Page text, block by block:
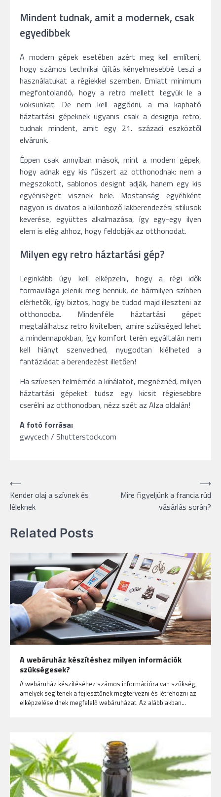
Mindent tudnak, amit a modernek, csak
egyedibbek
A modern gépek esetében azért meg kell említeni,
hogy számos technikai újítás kényelmesebbé teszi a
használatukat a régiekkel szemben. Emiatt minimum
megfontolandó, hogy a retro mellett tegyük le a
voksunkat. De nem kell aggódni, a ma kapható
háztartási gépeknek ugyanis csak a designja retro,
tudnak mindent, amit egy 21. századi eszköztől
elvárunk.
Éppen csak annyiban mások, mint a modern gépek,
hogy adnak egy kis fűszert az otthonodnak: nem a
megszokott, sablonos designt adják, hanem egy kis
egyéniséget visznek bele. Mostanság egyébként
nagyon is divatos a különböző lakberendezési stílusok
keverése, együttes alkalmazása, így egy-egy ilyen
elem is elég ahhoz, hogy feldobják az otthonodat.
Milyen egy retro háztartási gép?
Leginkább úgy kell elképzelni, hogy a régi idők
formavilága jelenik meg bennük, de bármilyen színben
elérhetők, így biztos, hogy be tudod majd illeszteni az
otthonodba. Mindenféle háztartási gépet
megtalálhatsz retro kivitelben, amire szükséged lehet
a mindennapokban, így komfort terén egyáltalán nem
kell hiányt szenvedned, nyugodtan kiélheted a
fantáziádat a berendezést illetően!
Ha szívesen felmérnéd a kínálatot, megnéznéd, milyen
háztartási gépeket tudsz egy kicsit régiesebbre
cserélni az otthonodban, nézz szét az Alza oldalán!
A fotó forrása:
gwycech / Shutterstock.com
Bejegyzés
navigáció
⟵
Kender olaj a szívnek és
léleknek
Mire figyeljünk a francia rúd
vásárlás során?
⟶
Related Posts
A webáruház készítéshez milyen információk
szükségesek?
A webáruház készítéséhez számos információra van szükség,
amelyek segítenek a fejlesztőnek megtervezni és létrehozni az
elképzeléseidnek megfelelő webáruházat. Az alábbiakban…